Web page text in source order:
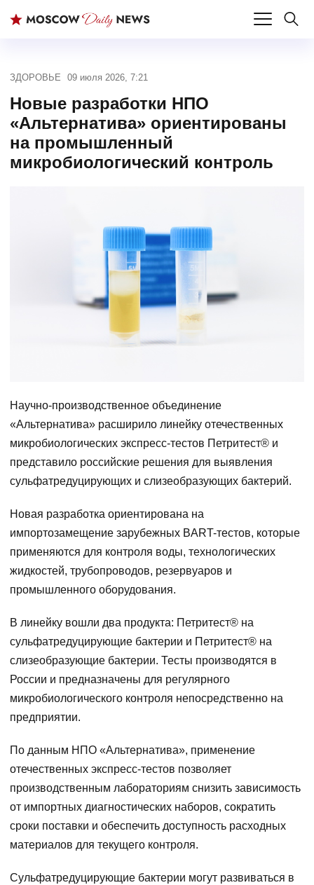
ЗДОРОВЬЕ 09 июля 2026, 7:21
Новые разработки НПО
«Альтернатива» ориентированы
на промышленный
микробиологический контроль
Научно-производственное объединение
«Альтернатива» расширило линейку отечественных
микробиологических экспресс-тестов Петритест® и
представило российские решения для выявления
сульфатредуцирующих и слизеобразующих бактерий.
Новая разработка ориентирована на
импортозамещение зарубежных BART-тестов, которые
применяются для контроля воды, технологических
жидкостей, трубопроводов, резервуаров и
промышленного оборудования.
В линейку вошли два продукта: Петритест® на
сульфатредуцирующие бактерии и Петритест® на
слизеобразующие бактерии. Тесты производятся в
России и предназначены для регулярного
микробиологического контроля непосредственно на
предприятии.
По данным НПО «Альтернатива», применение
отечественных экспресс-тестов позволяет
производственным лабораториям снизить зависимость
от импортных диагностических наборов, сократить
сроки поставки и обеспечить доступность расходных
материалов для текущего контроля.
Сульфатредуцирующие бактерии могут развиваться в